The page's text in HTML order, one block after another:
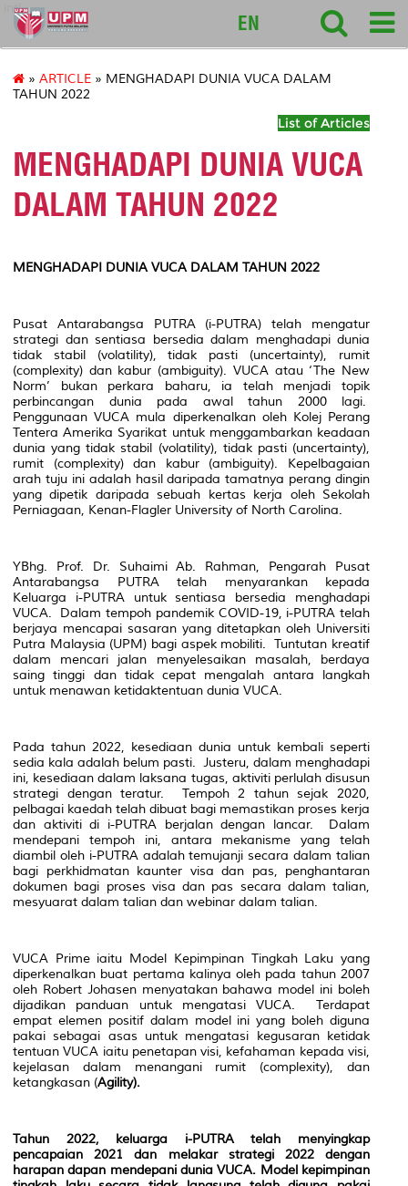
intl
EN
» ARTICLE » MENGHADAPI DUNIA VUCA DALAM
TAHUN 2022
List of Articles
MENGHADAPI DUNIA VUCA
DALAM TAHUN 2022
MENGHADAPI DUNIA VUCA DALAM TAHUN 2022
Pusat Antarabangsa PUTRA (i-PUTRA) telah mengatur
strategi dan sentiasa bersedia dalam menghadapi dunia
tidak stabil (volatility), tidak pasti (uncertainty), rumit
(complexity) dan kabur (ambiguity). VUCA atau ‘The New
Norm’ bukan perkara baharu, ia telah menjadi topik
perbincangan dunia pada awal tahun 2000 lagi.
Penggunaan VUCA mula diperkenalkan oleh Kolej Perang
Tentera Amerika Syarikat untuk menggambarkan keadaan
dunia yang tidak stabil (volatility), tidak pasti (uncertainty),
rumit (complexity) dan kabur (ambiguity). Kepelbagaian
arah tuju ini adalah hasil daripada tamatnya perang dingin
yang dipetik daripada sebuah kertas kerja oleh Sekolah
Perniagaan, Kenan-Flagler University of North Carolina.
YBhg. Prof. Dr. Suhaimi Ab. Rahman, Pengarah Pusat
Antarabangsa PUTRA telah menyarankan kepada
Keluarga i-PUTRA untuk sentiasa bersedia menghadapi
VUCA. Dalam tempoh pandemik COVID-19, i-PUTRA telah
berjaya mencapai sasaran yang ditetapkan oleh Universiti
Putra Malaysia (UPM) bagi aspek mobiliti. Tuntutan kreatif
dalam mencari jalan menyelesaikan masalah, berdaya
saing tinggi dan tidak cepat mengalah antara langkah
untuk menawan ketidaktentuan dunia VUCA.
Pada tahun 2022, kesediaan dunia untuk kembali seperti
sedia kala adalah belum pasti. Justeru, dalam menghadapi
ini, kesediaan dalam laksana tugas, aktiviti perlulah disusun
strategi dengan teratur. Tempoh 2 tahun sejak 2020,
pelbagai kaedah telah dibuat bagi memastikan proses kerja
dan aktiviti di i-PUTRA berjalan dengan lancar. Dalam
mendepani tempoh ini, antara mekanisme yang telah
diambil oleh i-PUTRA adalah temujanji secara dalam talian
bagi perkhidmatan kaunter visa dan pas, penghantaran
dokumen bagi proses visa dan pas secara dalam talian,
mesyuarat dalam talian dan webinar dalam talian.
VUCA Prime iaitu Model Kepimpinan Tingkah Laku yang
diperkenalkan buat pertama kalinya oleh pada tahun 2007
oleh Robert Johasen menyatakan bahawa model ini boleh
dijadikan panduan untuk mengatasi VUCA. Terdapat
empat elemen positif dalam model ini yang boleh diguna
pakai sebagai asas untuk mengatasi kegusaran ketidak
tentuan VUCA iaitu penetapan visi, kefahaman kepada visi,
kejelasan dalam menangani rumit (complexity), dan
ketangkasan (Agility).
Tahun 2022, keluarga i-PUTRA telah menyingkap
pencapaian 2021 dan melakar strategi 2022 dengan
harapan dapan mendepani dunia VUCA. Model kepimpinan